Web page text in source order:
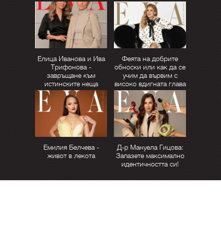
Елица Иванова и Ива
Трифонова -
завръщане към
истинските неща
Феята на добрите
обноски или как да се
учим да вървим с
високо вдигната глава
Емилия Белчева -
живот в лекота
Д-р Мануела Гицова:
Запазете максимално
идентичността си!